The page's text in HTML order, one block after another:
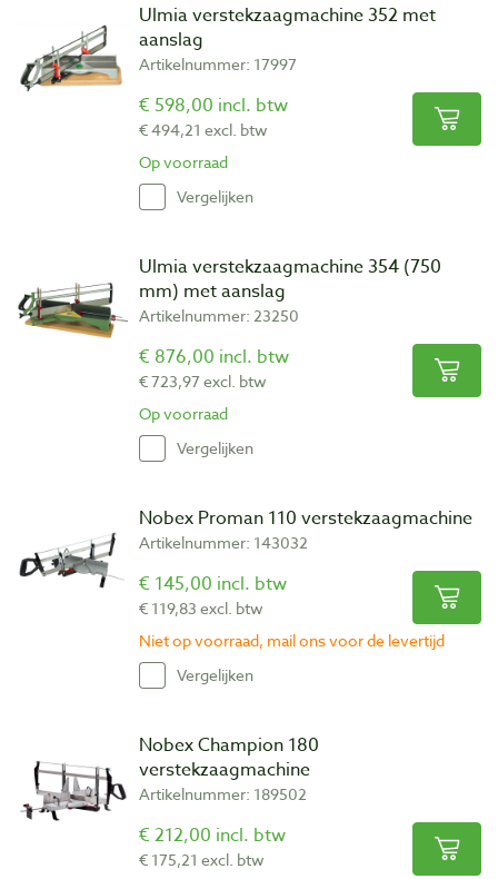
Ulmia verstekzaagmachine 352 met
aanslag
Artikelnummer: 17997
€ 598,00 incl. btw
€ 494,21 excl. btw
Op voorraad
Vergelijken
Ulmia verstekzaagmachine 354 (750
mm) met aanslag
Artikelnummer: 23250
€ 876,00 incl. btw
€ 723,97 excl. btw
Op voorraad
Vergelijken
Nobex Proman 110 verstekzaagmachine
Artikelnummer: 143032
€ 145,00 incl. btw
€ 119,83 excl. btw
Niet op voorraad, mail ons voor de levertijd
Vergelijken
Nobex Champion 180
verstekzaagmachine
Artikelnummer: 189502
€ 212,00 incl. btw
€ 175,21 excl. btw